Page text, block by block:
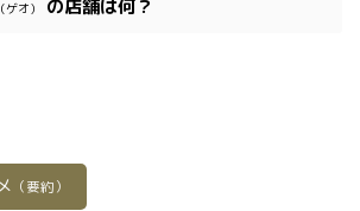
（ゲオ） の店舗は何？
（要約）